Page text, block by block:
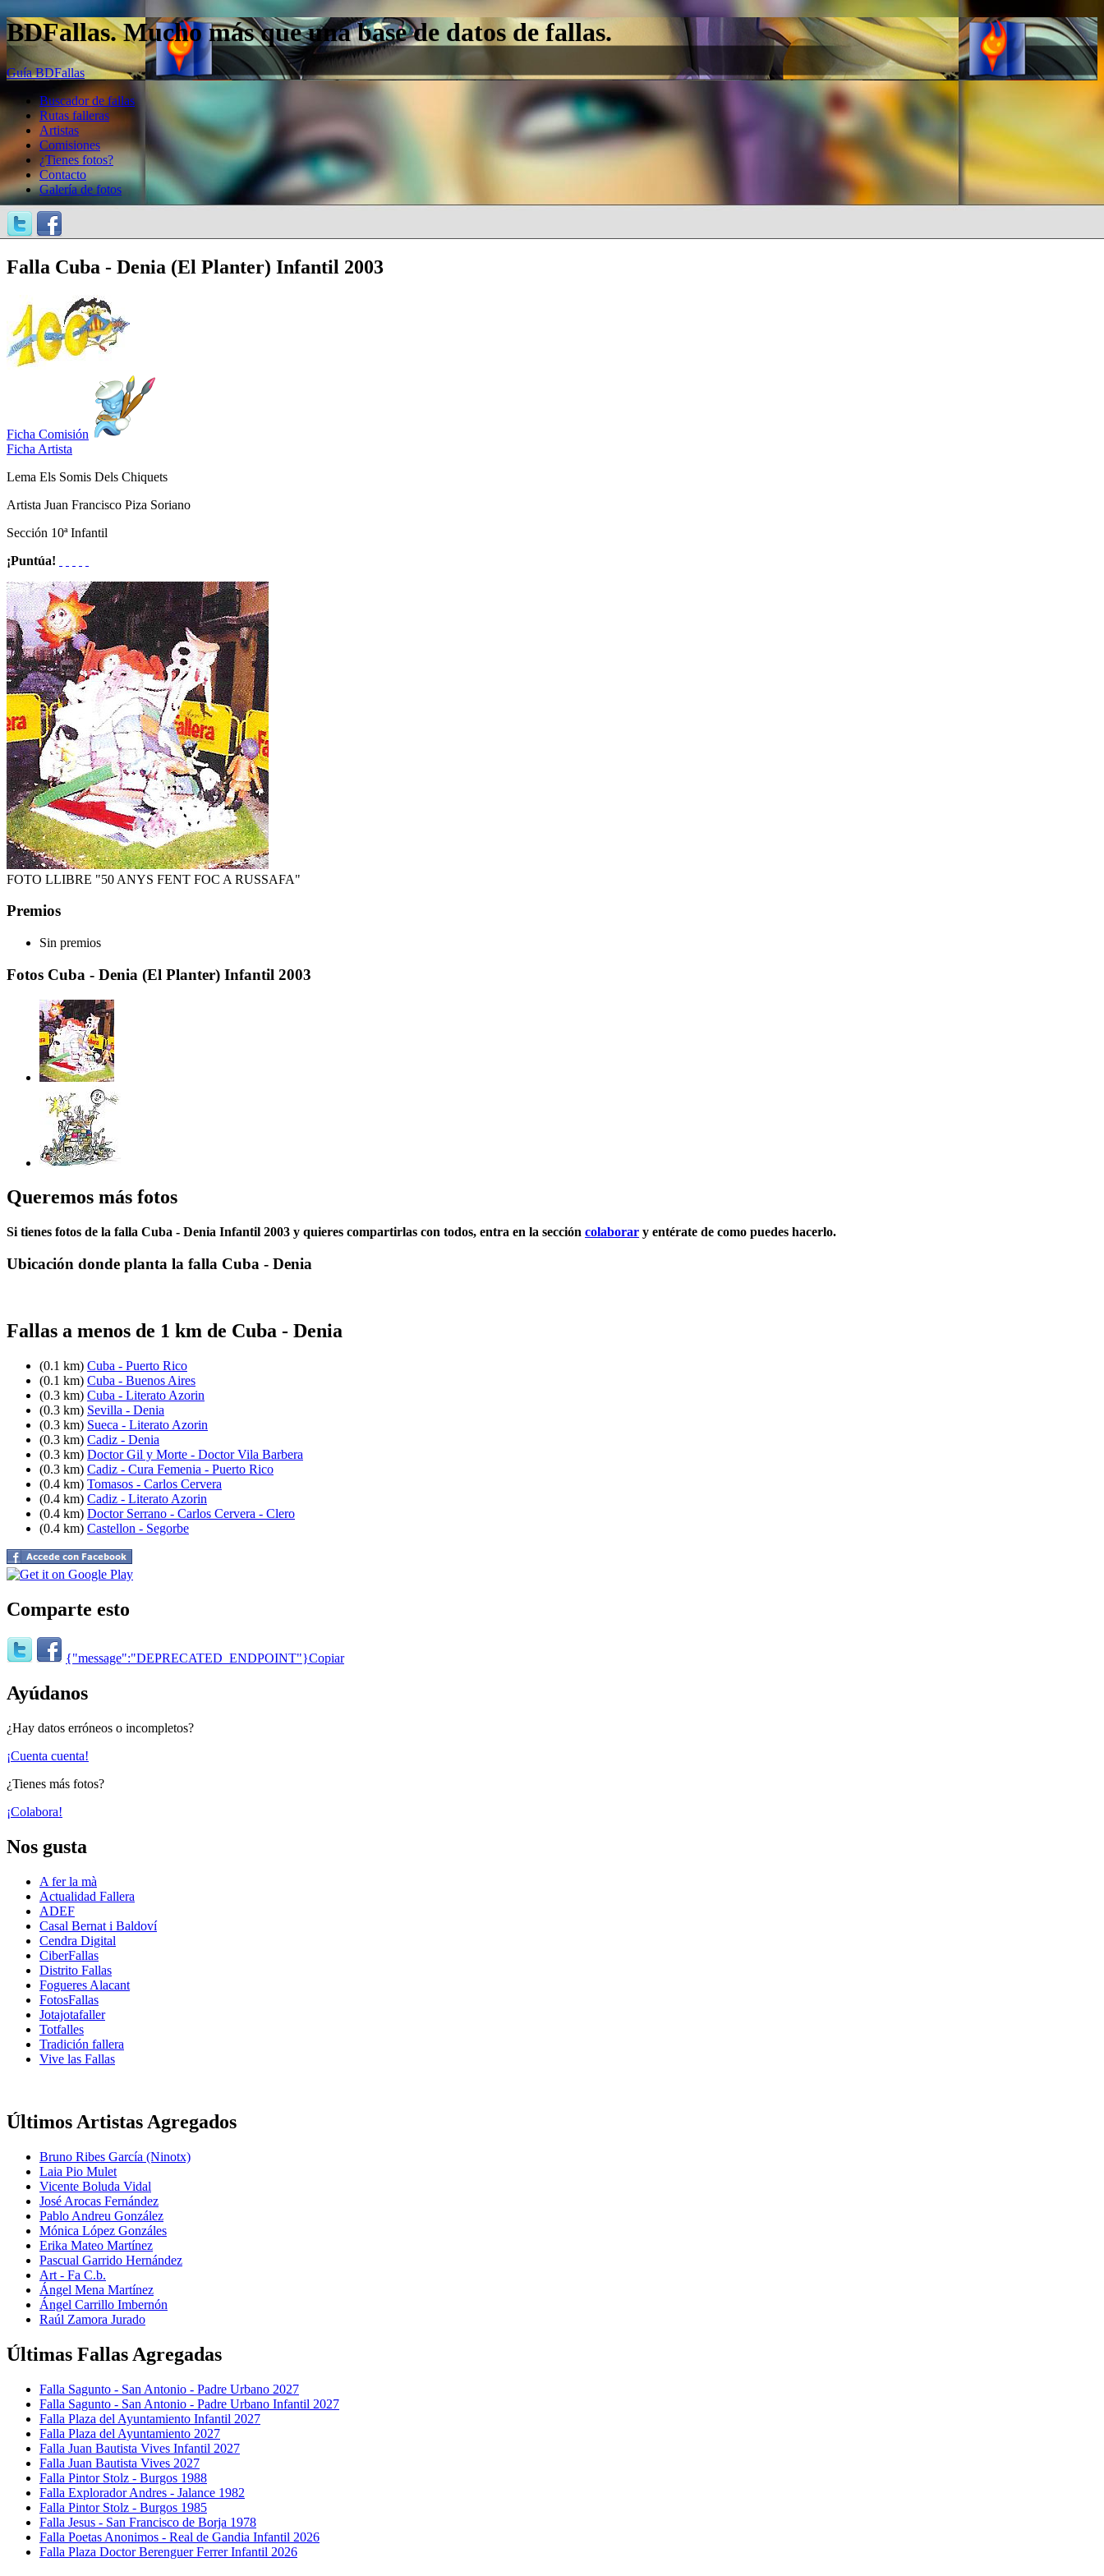
BDFallas. Mucho más que una base de datos de fallas.
Guía BDFallas
Buscador de fallas
Rutas falleras
Artistas
Comisiones
¿Tienes fotos?
Contacto
Galería de fotos
Falla Cuba - Denia (El Planter) Infantil 2003
Ficha Comisión
Ficha Artista
Lema Els Somis Dels Chiquets
Artista Juan Francisco Piza Soriano
Sección 10ª Infantil
¡Puntúa!
FOTO LLIBRE "50 ANYS FENT FOC A RUSSAFA"
Premios
Sin premios
Fotos Cuba - Denia (El Planter) Infantil 2003
Queremos más fotos
Si tienes fotos de la falla Cuba - Denia Infantil 2003 y quieres compartirlas con todos, entra en la sección colaborar y entérate de como puedes hacerlo.
Ubicación donde planta la falla Cuba - Denia
Fallas a menos de 1 km de Cuba - Denia
(0.1 km) Cuba - Puerto Rico
(0.1 km) Cuba - Buenos Aires
(0.3 km) Cuba - Literato Azorin
(0.3 km) Sevilla - Denia
(0.3 km) Sueca - Literato Azorin
(0.3 km) Cadiz - Denia
(0.3 km) Doctor Gil y Morte - Doctor Vila Barbera
(0.3 km) Cadiz - Cura Femenia - Puerto Rico
(0.4 km) Tomasos - Carlos Cervera
(0.4 km) Cadiz - Literato Azorin
(0.4 km) Doctor Serrano - Carlos Cervera - Clero
(0.4 km) Castellon - Segorbe
Comparte esto
{"message":"DEPRECATED_ENDPOINT"}Copiar
Ayúdanos
¿Hay datos erróneos o incompletos?
¡Cuenta cuenta!
¿Tienes más fotos?
¡Colabora!
Nos gusta
A fer la mà
Actualidad Fallera
ADEF
Casal Bernat i Baldoví
Cendra Digital
CiberFallas
Distrito Fallas
Fogueres Alacant
FotosFallas
Jotajotafaller
Totfalles
Tradición fallera
Vive las Fallas
Últimos Artistas Agregados
Bruno Ribes García (Ninotx)
Laia Pio Mulet
Vicente Boluda Vidal
José Arocas Fernández
Pablo Andreu González
Mónica López Gonzáles
Erika Mateo Martínez
Pascual Garrido Hernández
Art - Fa C.b.
Ángel Mena Martínez
Ángel Carrillo Imbernón
Raúl Zamora Jurado
Últimas Fallas Agregadas
Falla Sagunto - San Antonio - Padre Urbano 2027
Falla Sagunto - San Antonio - Padre Urbano Infantil 2027
Falla Plaza del Ayuntamiento Infantil 2027
Falla Plaza del Ayuntamiento 2027
Falla Juan Bautista Vives Infantil 2027
Falla Juan Bautista Vives 2027
Falla Pintor Stolz - Burgos 1988
Falla Explorador Andres - Jalance 1982
Falla Pintor Stolz - Burgos 1985
Falla Jesus - San Francisco de Borja 1978
Falla Poetas Anonimos - Real de Gandia Infantil 2026
Falla Plaza Doctor Berenguer Ferrer Infantil 2026